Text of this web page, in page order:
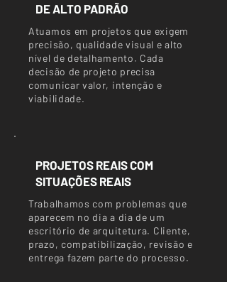
DE ALTO PADRÃO
Atuamos em projetos que exigem
precisão, qualidade visual e alto
nível de detalhamento. Cada
decisão de projeto precisa
comunicar valor, intenção e
viabilidade.
PROJETOS REAIS COM
SITUAÇÕES REAIS
Trabalhamos com problemas que
aparecem no dia a dia de um
escritório de arquitetura. Cliente,
prazo, compatibilização, revisão e
entrega fazem parte do processo.